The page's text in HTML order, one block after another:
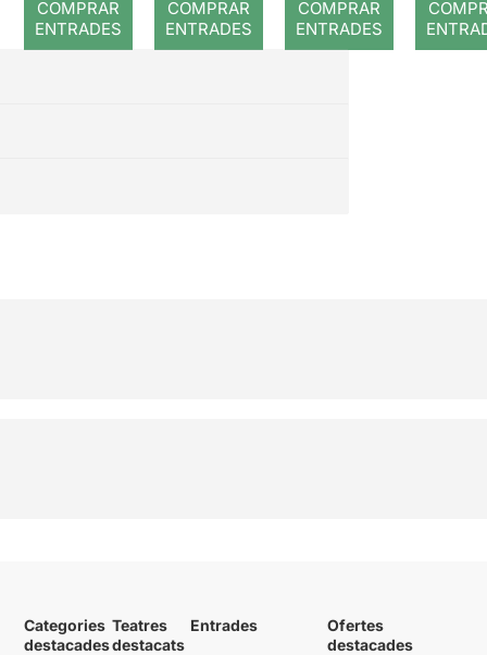
COMPRAR
ENTRADES
COMPRAR
ENTRADES
COMPRAR
ENTRADES
Categories
destacades
Teatres
destacats
Entrades
Ofertes
destacades